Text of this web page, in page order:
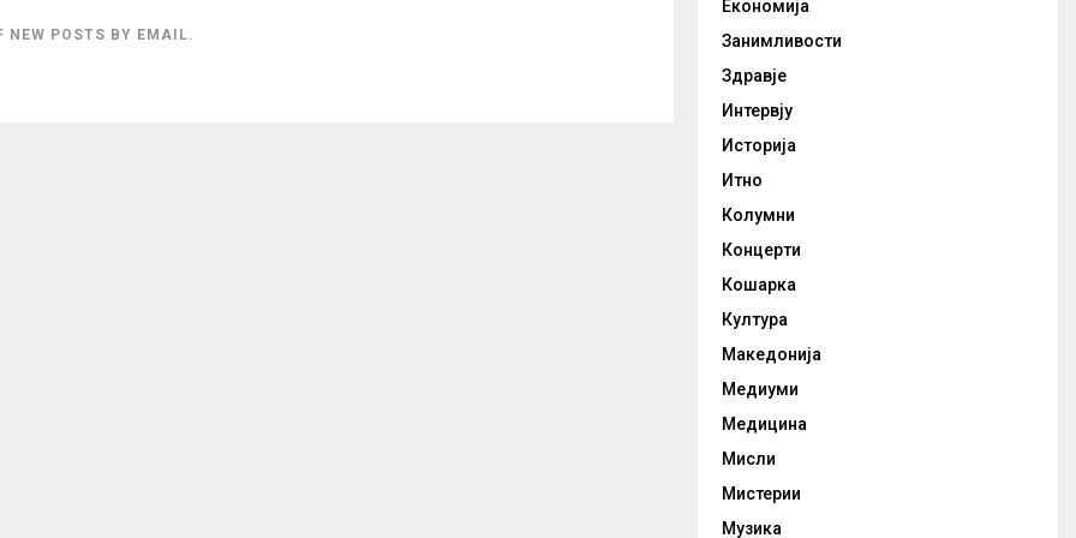
NEW POSTS BY EMAIL.
Економија
Занимливости
Здравје
Интервју
Историја
Итно
Колумни
Концерти
Кошарка
Култура
Македонија
Медиуми
Медицина
Мисли
Мистерии
Музика